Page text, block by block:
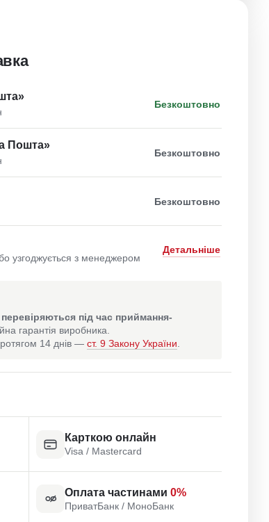
Безкоштовно
Пошта»
Безкоштовно
Безкоштовно
узгоджується з менеджером
Детальніше
під час приймання-
гарантія виробника.
14 днів — ст. 9 Закону України
Карткою онлайн
Visa / Mastercard
Оплата частинами 0%
ПриватБанк / МоноБанк